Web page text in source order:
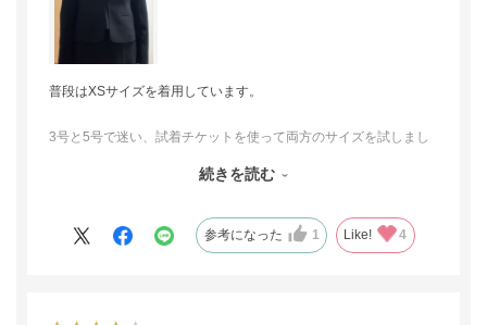
普段はXSサイズを着用しています。
3号と5号で迷い、試着チケットを使って両方のサイズを試しまし
結果、3号はジャケットを羽織った時に前が開いてしまったので、
体に絶妙にフィットするデザインなので、迷ったら試着をおすす
続きを読む
参考になった 1 Like! 4